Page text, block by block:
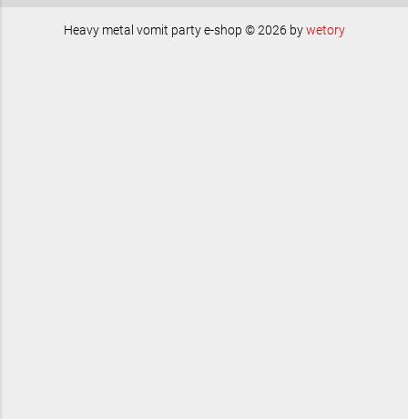
Heavy metal vomit party e-shop © 2026 bywetory